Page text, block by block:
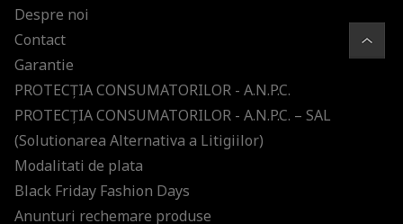
Despre noi
Contact
Garantie
PROTECŢIA CONSUMATORILOR - A.N.P.C.
PROTECŢIA CONSUMATORILOR - A.N.P.C. – SAL
(Solutionarea Alternativa a Litigiilor)
Modalitati de plata
Black Friday Fashion Days
Anunturi rechemare produse